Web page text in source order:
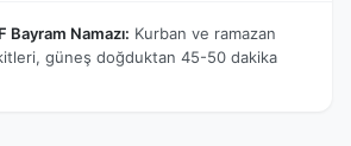
Bayram Namazı: Kurban ve ramazan
güneş doğduktan 45-50 dakika